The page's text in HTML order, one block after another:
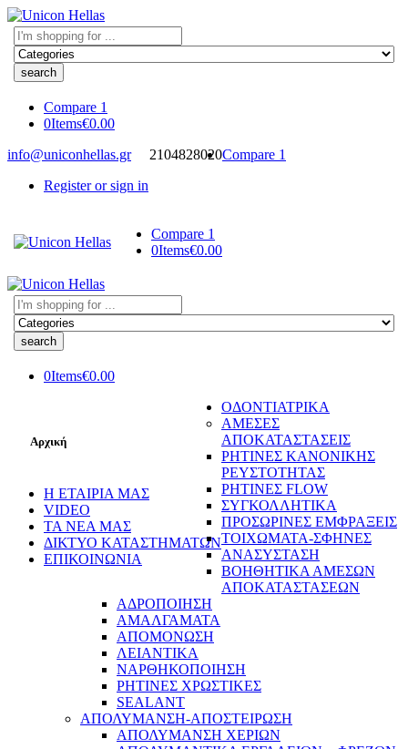
Search
here
Compare 1
0Items€0.00
info@uniconhellas.gr
2104828020Compare 1
Register or sign in
Compare 1
0Items€0.00
Search
here
0Items€0.00
Αρχική
Η ΕΤΑΙΡΙΑ ΜΑΣ
VIDEO
ΤΑ ΝΕΑ ΜΑΣ
ΔΙΚΤΥΟ ΚΑΤΑΣΤΗΜΑΤΩΝ
ΕΠΙΚΟΙΝΩΝΙΑ
ΟΔΟΝΤΙΑΤΡΙΚΑ
ΑΜΕΣΕΣ
ΑΠΟΚΑΤΑΣΤΑΣΕΙΣ
ΡΗΤΙΝΕΣ ΚΑΝΟΝΙΚΗΣ
ΡΕΥΣΤΟΤΗΤΑΣ
ΡΗΤΙΝΕΣ FLOW
ΣΥΓΚΟΛΛΗΤΙΚΑ
ΠΡΟΣΩΡΙΝΕΣ ΕΜΦΡΑΞΕΙΣ
ΤΟΙΧΩΜΑΤΑ-ΣΦΗΝΕΣ
ΑΝΑΣΥΣΤΑΣΗ
ΒΟΗΘΗΤΙΚΑ ΑΜΕΣΩΝ
ΑΠΟΚΑΤΑΣΤΑΣΕΩΝ
ΑΔΡΟΠΟΙΗΣΗ
ΑΜΑΛΓΑΜΑΤΑ
ΑΠΟΜΟΝΩΣΗ
ΛΕΙΑΝΤΙΚΑ
ΝΑΡΘΗΚΟΠΟΙΗΣΗ
ΡΗΤΙΝΕΣ ΧΡΩΣΤΙΚΕΣ
SEALANT
ΑΠΟΛΥΜΑΝΣΗ-ΑΠΟΣΤΕΙΡΩΣΗ
ΑΠΟΛΥΜΑΝΣΗ ΧΕΡΙΩΝ